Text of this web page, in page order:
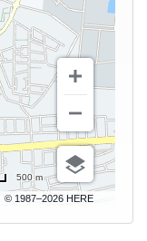
© 1987–2026 HERE
500 m